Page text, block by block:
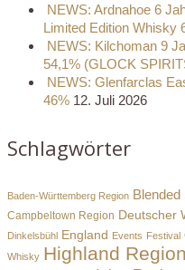
NEWS: Ardnahoe 6
Limited Edition Whisky
NEWS: Kilchoman 9
54,1% (GLOCK
NEWS: Glenfarclas
46% 12. Juli 2026
Schlagwörter
Baden-Württemberg Region
Campbeltown Region Deutscher
Dinkelsbühl England Events Festival
Whisky Highland Region